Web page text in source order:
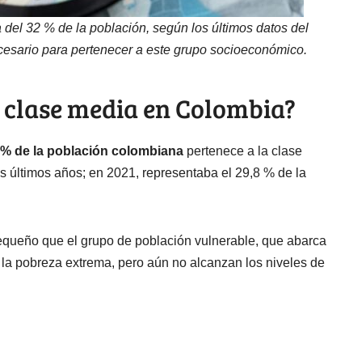
32 % de la población, según los últimos datos del
para pertenecer a este grupo socioeconómico.
media en Colombia?
de la población colombiana pertenece a la clase
últimos años; en 2021, representaba el 29,8 % de la
que el grupo de población vulnerable, que abarca
pobreza extrema, pero aún no alcanzan los niveles de